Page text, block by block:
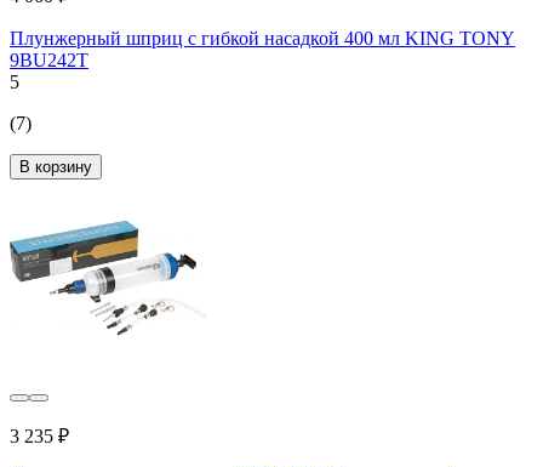
Плунжерный шприц с гибкой насадкой 400 мл KING TONY
9BU242T
5
(7)
В корзину
3 235 ₽